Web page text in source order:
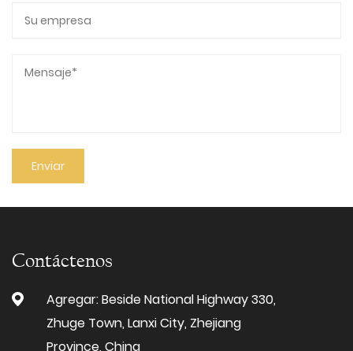
Contáctenos
Agregar: Beside National Highway 330,
Zhuge Town, Lanxi City, Zhejiang
Province, China